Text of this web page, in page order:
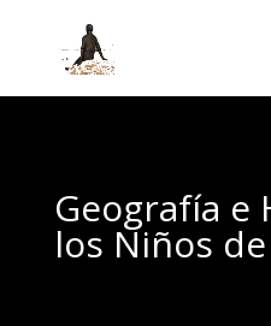
Geografía e
los Niños